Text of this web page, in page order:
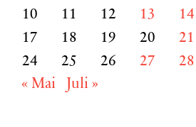
10
11 12 13 14
17
18 19 20 21
24
25 26 27 28
« Mai
Juli »